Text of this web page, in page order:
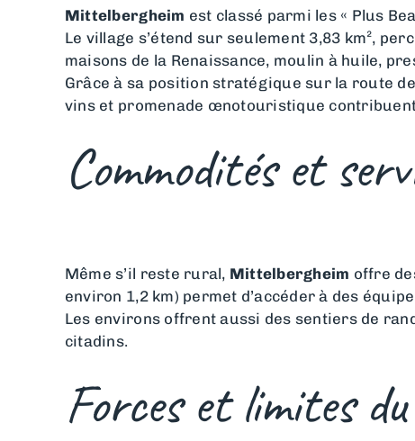
Mittelbergheim est classé parmi les « Plus
Le village s’étend sur seulement 3,83 km²,
maisons de la Renaissance, moulin à huile,
Grâce à sa position stratégique sur la route
vins et promenade œnotouristique contribuent
Commodités et
Même s’il reste rural, Mittelbergheim offre
environ 1,2 km) permet d’accéder à des
Les environs offrent aussi des sentiers de
citadins.
Forces et limites